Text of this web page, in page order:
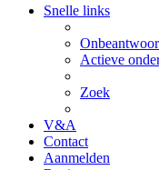
Snelle links
Actieve
Zoek
V&A
Contact
Aanmelden